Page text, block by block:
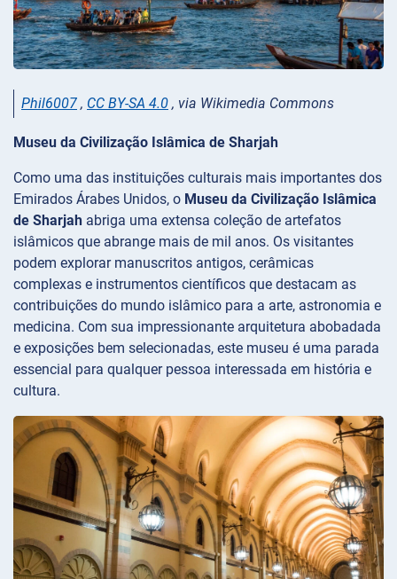
Phil6007 , CC BY-SA 4.0 , via Wikimedia Commons
Museu da Civilização Islâmica de Sharjah
Como uma das instituições culturais mais importantes dos
Emirados Árabes Unidos, o Museu da Civilização Islâmica
de Sharjah abriga uma extensa coleção de artefatos
islâmicos que abrange mais de mil anos. Os visitantes
podem explorar manuscritos antigos, cerâmicas
complexas e instrumentos científicos que destacam as
contribuições do mundo islâmico para a arte, astronomia e
medicina. Com sua impressionante arquitetura abobadada
e exposições bem selecionadas, este museu é uma parada
essencial para qualquer pessoa interessada em história e
cultura.